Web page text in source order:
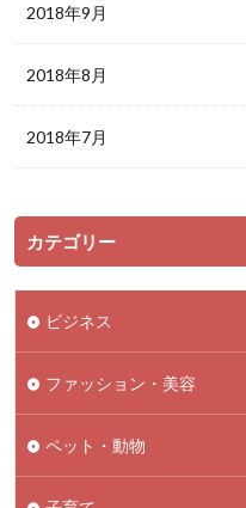
2018年9月
2018年8月
2018年7月
カテゴリー
ビジネス
ファッション・美容
ペット・動物